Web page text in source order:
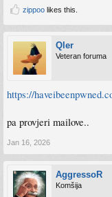
zippoo likes this.
Qler
Veteran foruma
https://
pa provjeri mailove..
Jan 16, 2026
AggressoR
Komšija